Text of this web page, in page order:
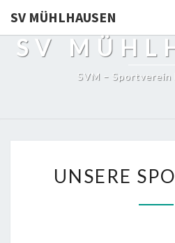
SV MÜHLHAUSEN
SV
SVM – Sportverein
UNSERE